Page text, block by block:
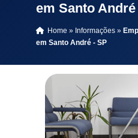
em Santo André
Home » Informações »
em Santo André - SP